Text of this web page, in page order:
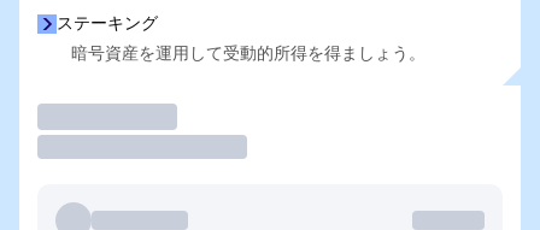
ステーキング
暗号資産を運用して受動的所得を得ましょう。